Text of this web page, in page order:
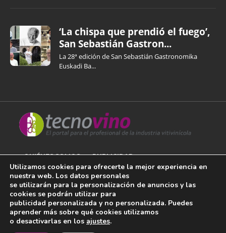
‘La chispa que prendió el fuego’,
San Sebastián Gastron...
La 28ª edición de San Sebastián Gastronomika
Euskadi Ba...
QUIÉNES SOMOS PUBLICIDAD
AVISO LEGAL
POLÍTICA DE COOKIES
POLÍTICA DE PRIVACIDAD
Utilizamos cookies para ofrecerte la mejor experiencia en
nuestra web. Los datos personales
se utilizarán para la personalización de anuncios y las
cookies se podrán utilizar para
publicidad personalizada y no personalizada. Puedes
aprender más sobre qué cookies utilizamos
o desactivarlas en los ajustes.